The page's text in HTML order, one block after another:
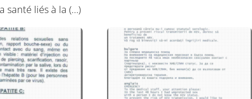
santé liés à la (…)